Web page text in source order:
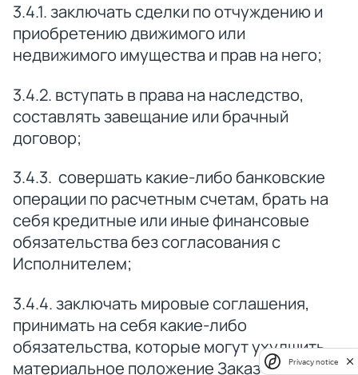
3.4.1. заключать сделки по отчуждению и
приобретению движимого или
недвижимого имущества и прав на него;
3.4.2. вступать в права на наследство,
составлять завещание или брачный
договор;
3.4.3. совершать какие-либо банковские
операции по расчетным счетам, брать на
себя кредитные или иные финансовые
обязательства без согласования с
Исполнителем;
3.4.4. заключать мировые соглашения,
принимать на себя какие-либо
обязательства, которые могут ухудшить
материальное положение Заказчика;Privacy notice